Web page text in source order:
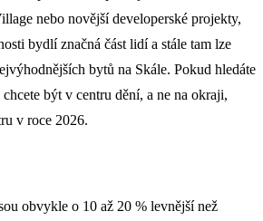
nebo novější developerské projekty,
bydlí značná část lidí a stále tam lze
bytů na Skále. Pokud hledáte
být v centru dění, a ne na okraji,
v roce 2026.
obvykle o 10 až 20 % levnější než